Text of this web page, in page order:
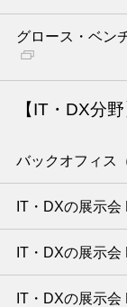
グロース・ベン
【IT・DX分野
バックオフィス
IT・DXの展示会
IT・DXの展示会
IT・DXの展示会